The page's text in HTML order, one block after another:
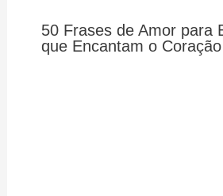
50 Frases de Amor para
que Encantam o Coração